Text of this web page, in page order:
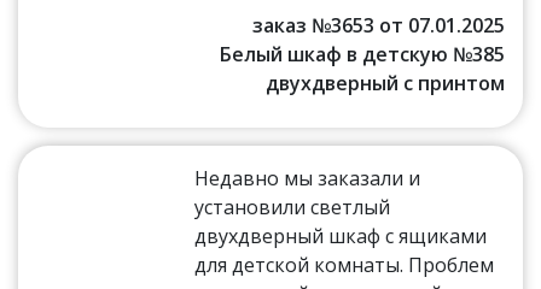
заказ №3653 от 07.01.2025
Белый шкаф в детскую №385
двухдверный с принтом
Недавно мы заказали и
установили светлый
двухдверный шкаф с ящиками
для детской комнаты. Проблем